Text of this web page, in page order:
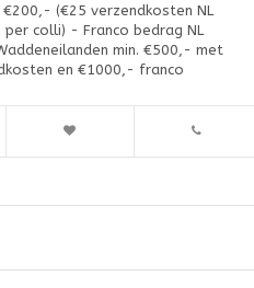
(€25 verzendkosten NL
colli) - Franco bedrag NL
min. €500,- met
en €1000,- franco